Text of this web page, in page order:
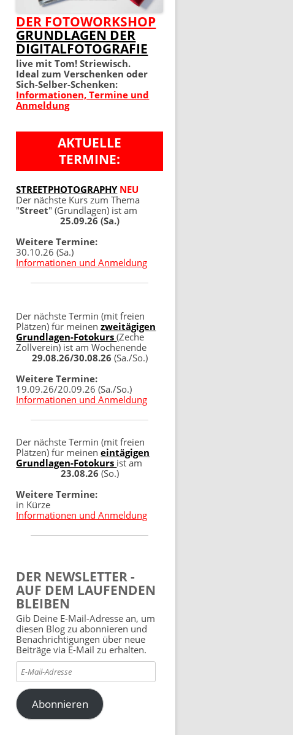
MEIN PERFEKTES FOTO 2.
AUFLAGE
100 TIPPS UND TRICKS 4.
AUFLAGE
DER FOTOWORKSHOP
GRUNDLAGEN DER
DIGITALFOTOGRAFIE
live mit Tom! Striewisch.
Ideal zum Verschenken oder
Sich-Selber-Schenken:
Informationen, Termine und
Anmeldung
AKTUELLE
TERMINE:
STREETPHOTOGRAPHY NEU
Der nächste Kurs zum Thema
"Street" (Grundlagen) ist am
25.09.26 (Sa.)
Weitere Termine:
30.10.26 (Sa.)
Informationen und Anmeldung
Der nächste Termin (mit freien
Plätzen) für meinenzweitägigen
Grundlagen-Fotokurs(Zeche
Zollverein) ist am Wochenende
29.08.26/30.08.26 (Sa./So.)
Weitere Termine:
19.09.26/20.09.26 (Sa./So.)
Informationen und Anmeldung
Der nächste Termin (mit freien
Plätzen) für meineneintägigen
Grundlagen-Fotokurs ist am
23.08.26 (So.)
Weitere Termine:
in Kürze
Informationen und Anmeldung
DER NEWSLETTER -
AUF DEM LAUFENDEN
BLEIBEN
Gib Deine E-Mail-Adresse an, um
diesen Blog zu abonnieren und
Benachrichtigungen über neue
Beiträge via E-Mail zu erhalten.
E-
Mail-
Adresse
Abonnieren